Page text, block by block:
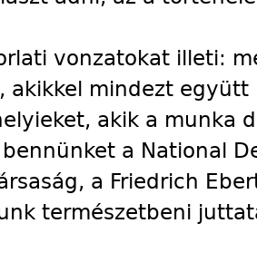
vonzatokat illeti:
akikkel mindezt
akik a munka
a National
a Friedrich
természetbeni